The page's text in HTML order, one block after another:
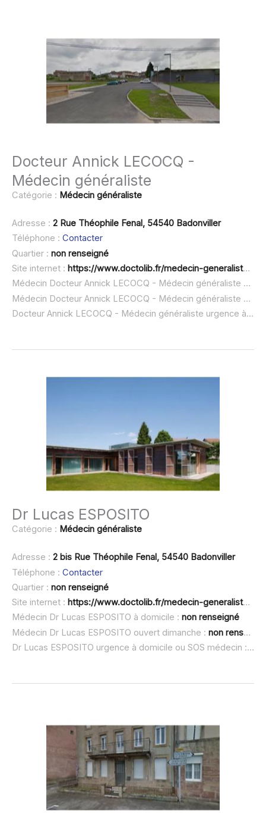
Docteur Annick LECOCQ -
Médecin généraliste
Catégorie : Médecin généraliste
Adresse : 2 Rue Théophile Fenal, 54540 Badonviller
Téléphone : Contacter
Quartier : non renseigné
Site internet : https://www.doctolib.fr/medecin-generaliste/badonviller/annick-lecocq
Médecin Docteur Annick LECOCQ - Médecin généraliste à domicile :
Médecin Docteur Annick LECOCQ - Médecin généraliste ouvert dimanche :
Docteur Annick LECOCQ - Médecin généraliste urgence à domicile ou SOS médecin :
Dr Lucas ESPOSITO
Catégorie : Médecin généraliste
Adresse : 2 bis Rue Théophile Fenal, 54540 Badonviller
Téléphone : Contacter
Quartier : non renseigné
Site internet : https://www.doctolib.fr/medecin-generaliste/badonviller/lucas-esposito
Médecin Dr Lucas ESPOSITO à domicile : non renseigné
Médecin Dr Lucas ESPOSITO ouvert dimanche : non renseigné
Dr Lucas ESPOSITO urgence à domicile ou SOS médecin :